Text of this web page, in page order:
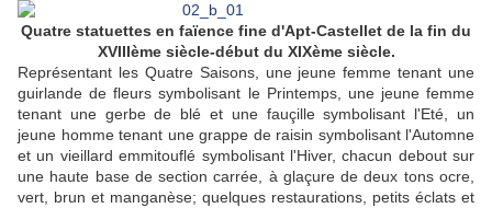
Quatre statuettes en faïence fine d'Apt-Castellet de la fin du
XVIIIème siècle-début du XIXème siècle.
Représentant les Quatre Saisons, une jeune femme tenant une
guirlande de fleurs symbolisant le Printemps, une jeune femme
tenant une gerbe de blé et une fauçille symbolisant l'Eté, un
jeune homme tenant une grappe de raisin symbolisant l'Automne
et un vieillard emmitouflé symbolisant l'Hiver, chacun debout sur
une haute base de section carrée, à glaçure de deux tons ocre,
vert, brun et manganèse; quelques restaurations, petits éclats et